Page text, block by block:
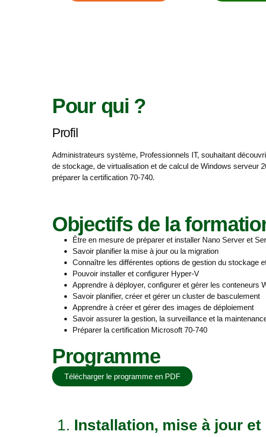
Pour qui ?
Profil
Administrateurs système, Professionnels IT, souhaitant
de stockage, de virtualisation et de calcul de Windows serveur
préparer la certification 70-740.
Objectifs de la
Être en mesure de préparer et installer Nano Server et
Savoir planifier la mise à jour ou la migration
Connaître les différentes options de gestion du stockage
Pouvoir installer et configurer Hyper-V
Apprendre à déployer, configurer et gérer les conteneurs
Savoir planifier, créer et gérer un cluster de basculement
Apprendre à créer et gérer des images de déploiement
Savoir assurer la gestion, la surveillance et la
Préparer la certification Microsoft 70-740
Programme
Télécharger le programme en PDF
1. Installation, mise à jour